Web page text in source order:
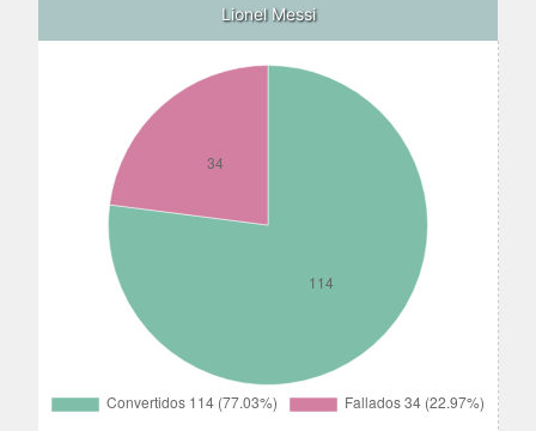
Lionel Messi